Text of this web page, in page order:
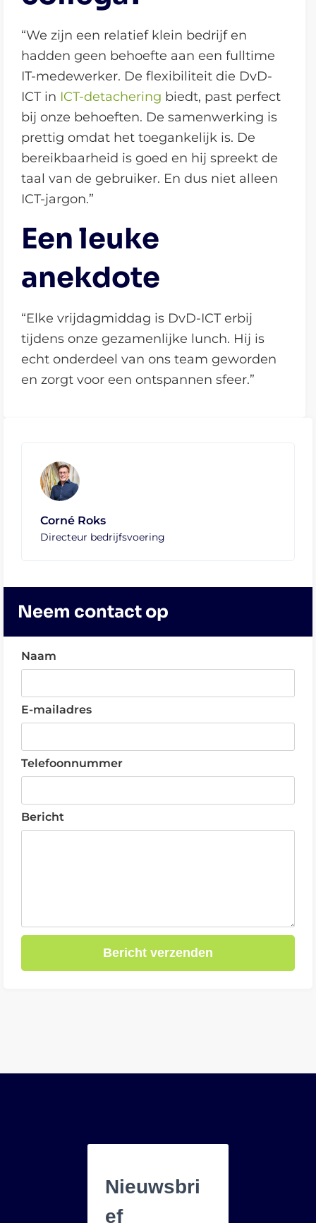
“We zijn een relatief klein bedrijf en
hadden geen behoefte aan een fulltime
IT-medewerker. De flexibiliteit die DvD-
ICT in ICT-detachering biedt, past perfect
bij onze behoeften. De samenwerking is
prettig omdat het toegankelijk is. De
bereikbaarheid is goed en hij spreekt de
taal van de gebruiker. En dus niet alleen
ICT-jargon.”
Een leuke
anekdote
“Elke vrijdagmiddag is DvD-ICT erbij
tijdens onze gezamenlijke lunch. Hij is
echt onderdeel van ons team geworden
en zorgt voor een ontspannen sfeer.”
Corné Roks
Directeur bedrijfsvoering
Neem contact op
Naam
E-mailadres
Telefoonnummer
Bericht
Bericht verzenden